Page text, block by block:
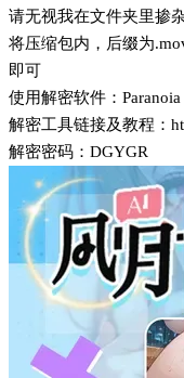
请无视我在文件夹里掺
将压缩包内，后缀为
即可
使用解密软件：
解密工具链接及教程：
解密密码：DGYGR